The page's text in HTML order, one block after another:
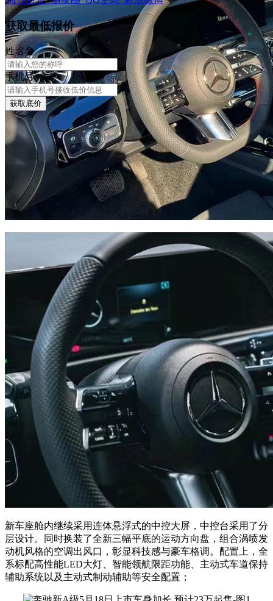
新车座舱内继续采用连体悬浮式的中控大屏，中控台采用了分
层设计。同时换装了全新三幅平底的运动方向盘，组合涡喷发
动机风格的空调出风口，彰显科技感与豪车格调。配置上，全
系标配高性能LED大灯、智能领航限距功能、主动式车道保持
辅助系统以及主动式制动辅助等安全配置；
获取最低报价
姓名名
手机号
获取底价